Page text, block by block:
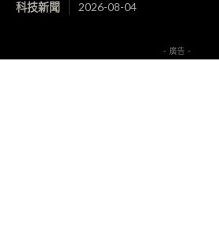
科技新聞 2026-08-04
- 廣告 -